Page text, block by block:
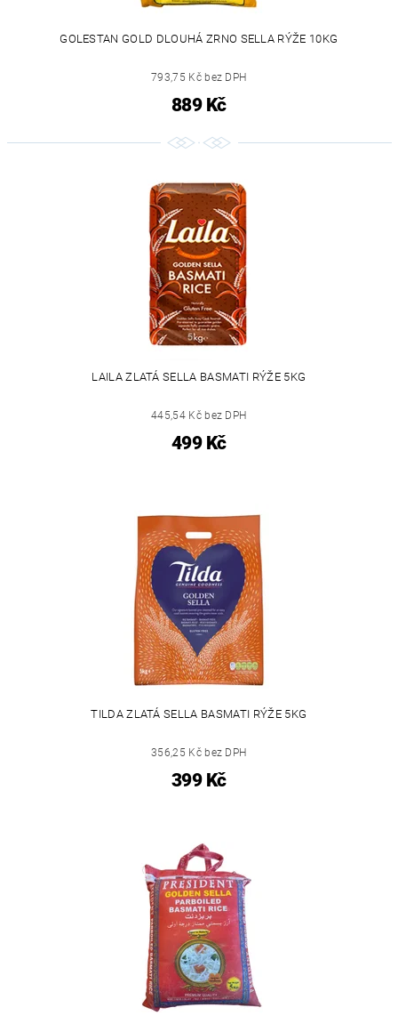
GOLESTAN GOLD DLOUHÁ ZRNO SELLA RÝŽE 10KG
793,75 Kč bez DPH
889 Kč
LAILA ZLATÁ SELLA BASMATI RÝŽE 5KG
445,54 Kč bez DPH
499 Kč
TILDA ZLATÁ SELLA BASMATI RÝŽE 5KG
356,25 Kč bez DPH
399 Kč